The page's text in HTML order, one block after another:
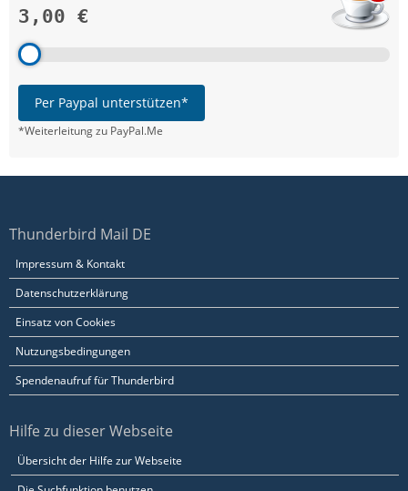
3,00 €
Per Paypal unterstützen*
*Weiterleitung zu PayPal.Me
Thunderbird Mail DE
Impressum & Kontakt
Datenschutzerklärung
Einsatz von Cookies
Nutzungsbedingungen
Spendenaufruf für Thunderbird
Hilfe zu dieser Webseite
Übersicht der Hilfe zur Webseite